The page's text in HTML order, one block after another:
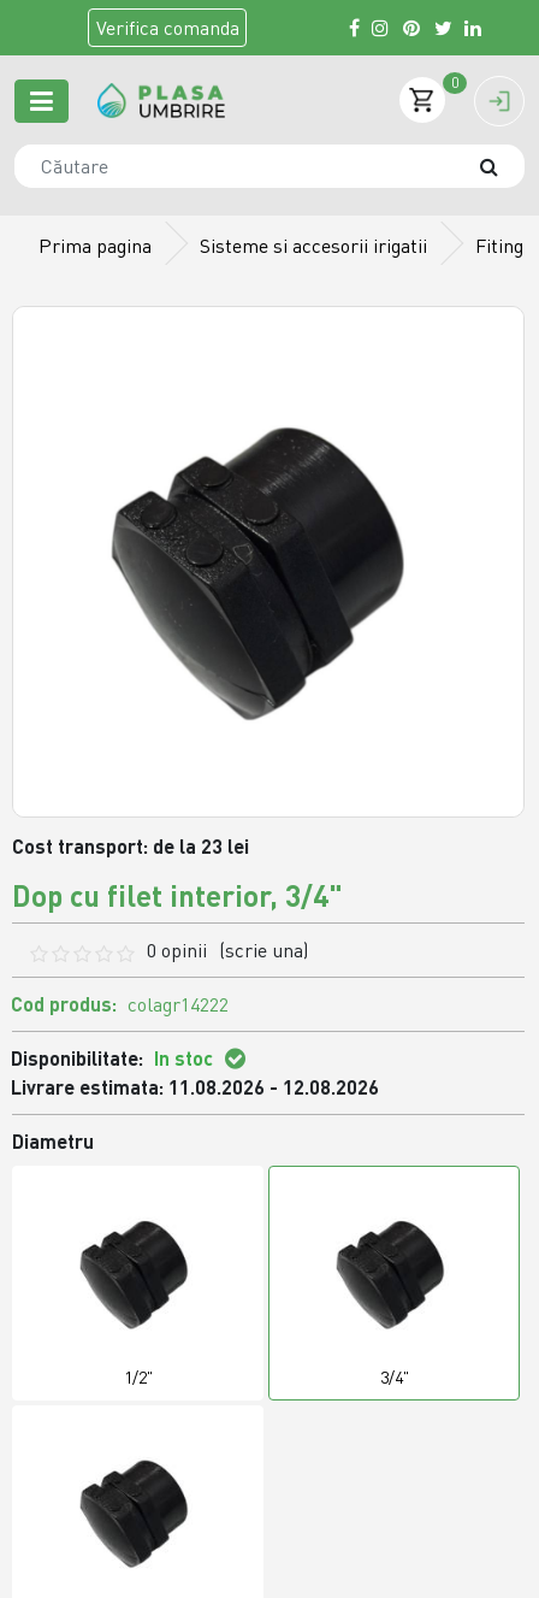
Verifica comanda
0
Prima pagina Sisteme si accesorii irigatii
Cost transport: de la 23 lei
Dop cu filet interior, 3/4"
0 opinii (scrie una)
Cod produs: colagr14222
Disponibilitate: In stoc
Livrare estimata: 11.08.2026 - 12.08.2026
Diametru
1/2" 3/4"